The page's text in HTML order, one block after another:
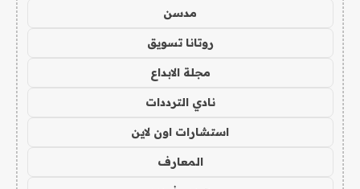
مدسن
روتانا تسويق
مجلة الابداع
نادي الترددات
استشارات اون لاين
المعارف